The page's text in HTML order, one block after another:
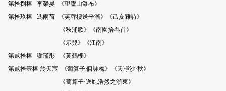
第拾捌棒 李榮昊 《望廬山瀑布》
第拾玖棒 馮雨荷 《芙蓉樓送辛漸》《己亥雜詩》
《秋浦歌》《南園拾叁首》
《示兒》《江南》
第貳拾棒 謝瑾彤 《黃鶴樓》
第貳拾壹棒 於天宸 《蔔算子.個詠梅》《天凈沙·秋》
《蔔算子·送鮑浩然之浙東》